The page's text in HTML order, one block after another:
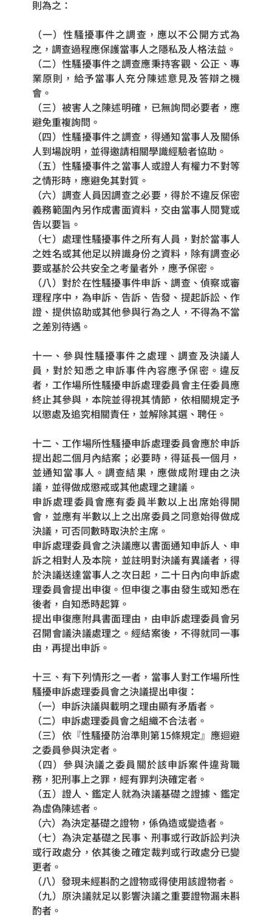
則為之：
（一）性騷擾事件之調查，應以不公開方式為
之，調查過程應保護當事人之隱私及人格法益。
（二）性騷擾事件之調查應秉持客觀、公正、專
業原則，給予當事人充分陳述意見及答辯之機
會。
（三）被害人之陳述明確，已無詢問必要者，應
避免重複詢問。
（四）性騷擾事件之調查，得通知當事人及關係
人到場說明，並得邀請相關學識經驗者協助。
（五）性騷擾事件之當事人或證人有權力不對等
之情形時，應避免其對質。
（六）調查人員因調查之必要，得於不違反保密
義務範圍內另作成書面資料，交由當事人閱覽或
告以要旨。
（七）處理性騷擾事件之所有人員，對於當事人
之姓名或其他足以辨識身份之資料，除有調查必
要或基於公共安全之考量者外，應予保密。
（八）對於在性騷擾事件申訴、調查、偵察或審
理程序中，為申訴、告訴、告發、提起訴訟、作
證、提供協助或其他參與行為之人，不得為不當
之差別待遇。
十一、參與性騷擾事件之處理、調查及決議人
員，對於知悉之申訴事件內容應予保密。違反
者，工作場所性騷擾申訴處理委員會主任委員應
終止其參與，本院並得視其情節，依相關規定予
以懲處及追究相關責任，並解除其選、聘任。
十二、工作場所性騷擾申訴處理委員會應於申訴
提出起二個月內結案；必要時，得延長一個月，
並通知當事人。調查結果，應做成附理由之決
議，並得做成懲戒或其他處理之建議。
申訴處理委員會應有委員半數以上出席始得開
會，並應有半數以上之出席委員之同意始得做成
決議，可否同數時取決於主席。
申訴處理委員會之決議應以書面通知申訴人、申
訴之相對人及本院，並註明對決議有異議者，得
於決議送達當事人之次日起，二十日內向申訴處
理委員會提出申復。但申復之事由發生或知悉在
後者，自知悉時起算。
提出申復應附具書面理由，由申訴處理委員會另
召開會議決議處理之。經結案後，不得就同一事
由，再提出申訴。
十三、有下列情形之一者，當事人對工作場所性
騷擾申訴處理委員會之決議提出申復：
（一）申訴決議與載明之理由顯有矛盾者。
（二）申訴處理委員會之組織不合法者。
（三）依『性騷擾防治準則第15條規定』應迴避
之委員參與決定者。
（四）參與決議之委員關於該申訴案件違背職
務，犯刑事上之罪，經有罪判決確定者。
（五）證人、鑑定人就為決議基礎之證據、鑑定
為虛偽陳述者。
（六）為決定基礎之證物，係偽造或變造者。
（七）為決定基礎之民事、刑事或行政訴訟判決
或行政處分，依其後之確定裁判或行政處分已變
更者。
（八）發現未經斟酌之證物或得使用該證物者。
（九）原決議就足以影響決議之重要證物漏未斟
酌者。